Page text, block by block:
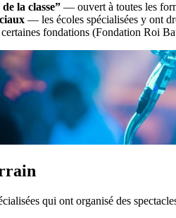
la classe” — ouvert à toutes les
— les écoles spécialisées y ont
fondations (Fondation Roi
qui ont organisé des